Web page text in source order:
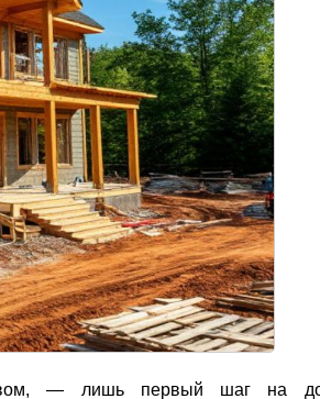
— лишь первый шаг на